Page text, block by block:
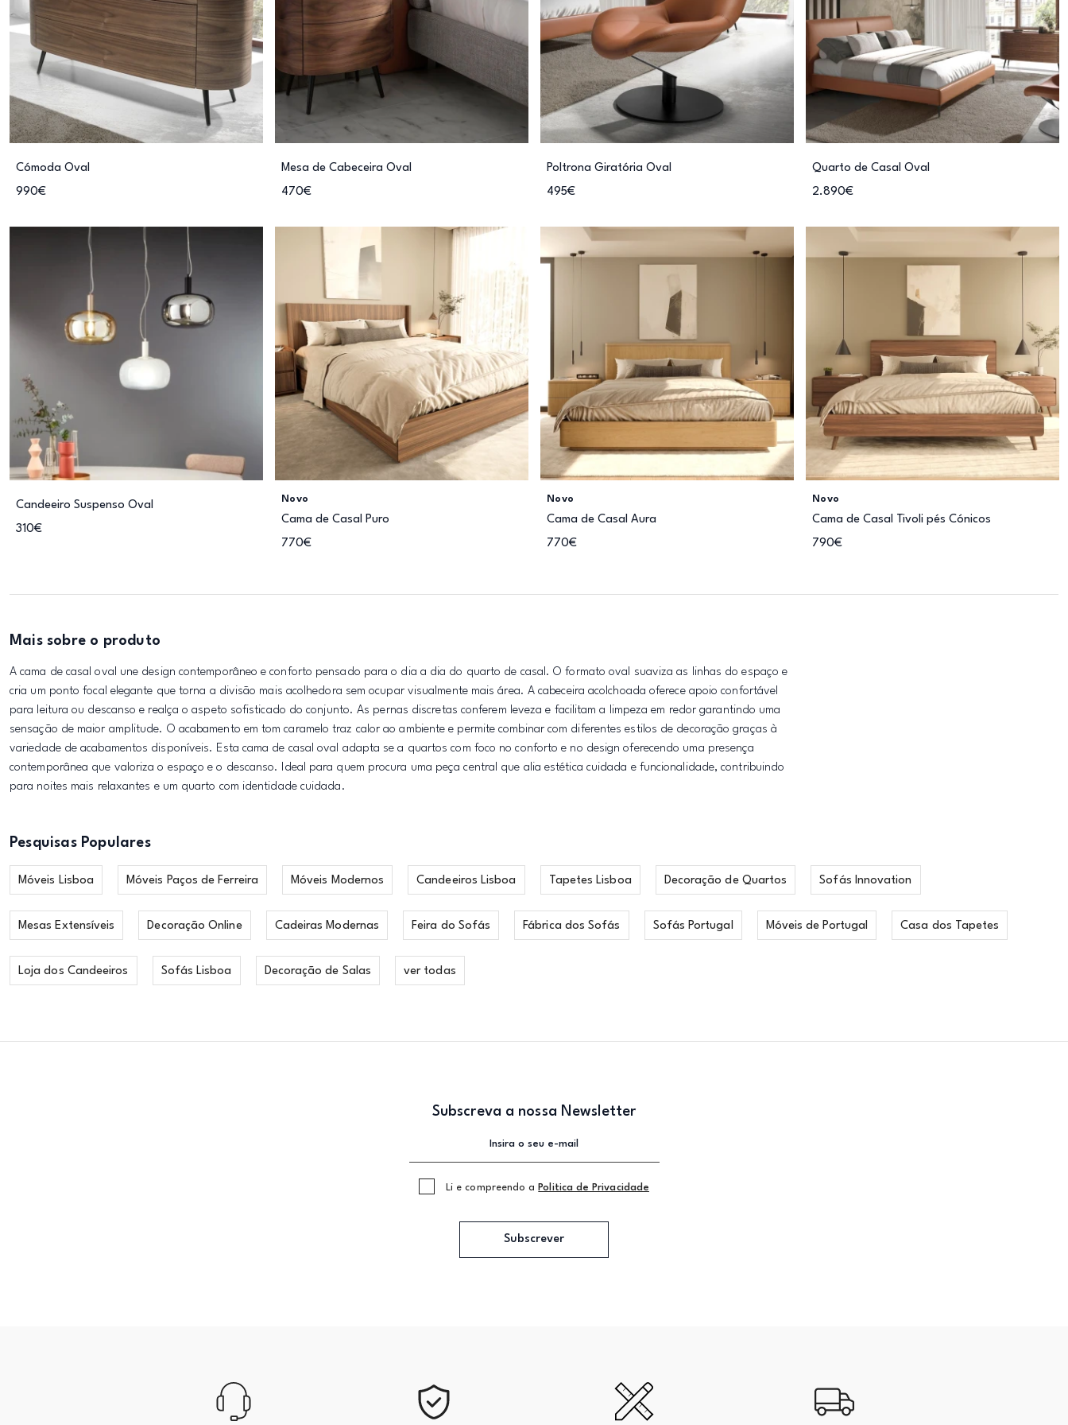
Cómoda Oval
990€
Mesa de Cabeceira Oval
470€
Poltrona Giratória Oval
495€
Quarto de Casal Oval
2.890€
Candeeiro Suspenso Oval
310€
Novo
Cama de Casal Puro
770€
Novo
Cama de Casal Aura
770€
Novo
Cama de Casal Tivoli pés Cónicos
790€
Mais sobre o produto
A cama de casal oval une design contemporâneo e conforto pensado para o dia a dia do quarto de casal. O formato oval suaviza as linhas do espaço e
cria um ponto focal elegante que torna a divisão mais acolhedora sem ocupar visualmente mais área. A cabeceira acolchoada oferece apoio confortável
para leitura ou descanso e realça o aspeto sofisticado do conjunto. As pernas discretas conferem leveza e facilitam a limpeza em redor garantindo uma
sensação de maior amplitude. O acabamento em tom caramelo traz calor ao ambiente e permite combinar com diferentes estilos de decoração graças à
variedade de acabamentos disponíveis. Esta cama de casal oval adapta se a quartos com foco no conforto e no design oferecendo uma presença
contemporânea que valoriza o espaço e o descanso. Ideal para quem procura uma peça central que alia estética cuidada e funcionalidade, contribuindo
para noites mais relaxantes e um quarto com identidade cuidada.
Pesquisas Populares
Móveis Lisboa Móveis Paços de Ferreira Móveis Modernos Candeeiros Lisboa Tapetes Lisboa Decoração de Quartos Sofás Innovation
Mesas Extensíveis Decoração Online Cadeiras Modernas Feira do Sofás Fábrica dos Sofás Sofás Portugal Móveis de Portugal Casa dos Tapetes
Loja dos Candeeiros Sofás Lisboa Decoração de Salas ver todas
Subscreva a nossa Newsletter
Li e compreendo a Politica de Privacidade
Subscrever